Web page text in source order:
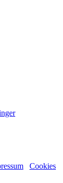
Cookies